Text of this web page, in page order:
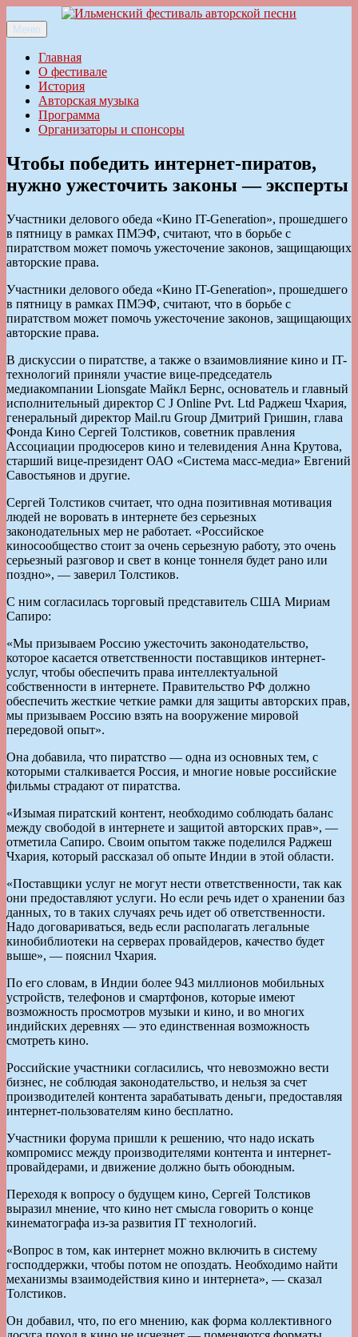
к
содержимому
Ильменский фестиваль авторской песни
Меню
Главная
О фестивале
История
Авторская музыка
Программа
Организаторы и спонсоры
Чтобы победить интернет-пиратов,
нужно ужесточить законы — эксперты
Участники делового обеда «Кино IT-Generation», прошедшего
в пятницу в рамках ПМЭФ, считают, что в борьбе с
пиратством может помочь ужесточение законов, защищающих
авторские права.
Участники делового обеда «Кино IT-Generation», прошедшего
в пятницу в рамках ПМЭФ, считают, что в борьбе с
пиратством может помочь ужесточение законов, защищающих
авторские права.
В дискуссии о пиратстве, а также о взаимовлияние кино и IT-
технологий приняли участие вице-председатель
медиакомпании Lionsgate Майкл Бернс, основатель и главный
исполнительный директор C J Online Pvt. Ltd Раджеш Чхария,
генеральный директор Mail.ru Group Дмитрий Гришин, глава
Фонда Кино Сергей Толстиков, советник правления
Ассоциации продюсеров кино и телевидения Анна Крутова,
старший вице-президент ОАО «Система масс-медиа» Евгений
Савостьянов и другие.
Сергей Толстиков считает, что одна позитивная мотивация
людей не воровать в интернете без серьезных
законодательных мер не работает. «Российское
киносообщество стоит за очень серьезную работу, это очень
серьезный разговор и свет в конце тоннеля будет рано или
поздно», — заверил Толстиков.
С ним согласилась торговый представитель США Мириам
Сапиро:
«Мы призываем Россию ужесточить законодательство,
которое касается ответственности поставщиков интернет-
услуг, чтобы обеспечить права интеллектуальной
собственности в интернете. Правительство РФ должно
обеспечить жесткие четкие рамки для защиты авторских прав,
мы призываем Россию взять на вооружение мировой
передовой опыт».
Она добавила, что пиратство — одна из основных тем, с
которыми сталкивается Россия, и многие новые российские
фильмы страдают от пиратства.
«Изымая пиратский контент, необходимо соблюдать баланс
между свободой в интернете и защитой авторских прав», —
отметила Сапиро. Своим опытом также поделился Раджеш
Чхария, который рассказал об опыте Индии в этой области.
«Поставщики услуг не могут нести ответственности, так как
они предоставляют услуги. Но если речь идет о хранении баз
данных, то в таких случаях речь идет об ответственности.
Надо договариваться, ведь если располагать легальные
кинобиблиотеки на серверах провайдеров, качество будет
выше», — пояснил Чхария.
По его словам, в Индии более 943 миллионов мобильных
устройств, телефонов и смартфонов, которые имеют
возможность просмотров музыки и кино, и во многих
индийских деревнях — это единственная возможность
смотреть кино.
Российские участники согласились, что невозможно вести
бизнес, не соблюдая законодательство, и нельзя за счет
производителей контента зарабатывать деньги, предоставляя
интернет-пользователям кино бесплатно.
Участники форума пришли к решению, что надо искать
компромисс между производителями контента и интернет-
провайдерами, и движение должно быть обоюдным.
Переходя к вопросу о будущем кино, Сергей Толстиков
выразил мнение, что кино нет смысла говорить о конце
кинематографа из-за развития IT технологий.
«Вопрос в том, как интернет можно включить в систему
господдержки, чтобы потом не опоздать. Необходимо найти
механизмы взаимодействия кино и интернета», — сказал
Толстиков.
Он добавил, что, по его мнению, как форма коллективного